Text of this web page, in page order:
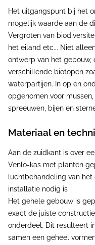
Het uitgangspunt bij het
mogelijk waarde aan de
Vergroten van
het eiland etc... Niet
ontwerp van het gebouw,
verschillende biotopen
waterpartijen. In op en
opgenomen voor mussen,
spreeuwen, bijen en
Materiaal en
Aan de zuidkant is over
Venlo-kas met planten
luchtbehandeling van
installatie nodig is
Het gehele gebouw is
exact de juiste
onderdeel. Dit resulteert
samen een geheel